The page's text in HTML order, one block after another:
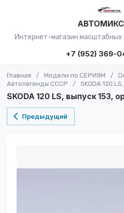
АВТОМИКС
Интернет-магазин масштабных
+7 (952) 369-
Главная / Модели по СЕРИЯМ /
Автолегенды СССР
/ SKODA 120
SKODA 120 LS, выпуск 153,
Предыдущий